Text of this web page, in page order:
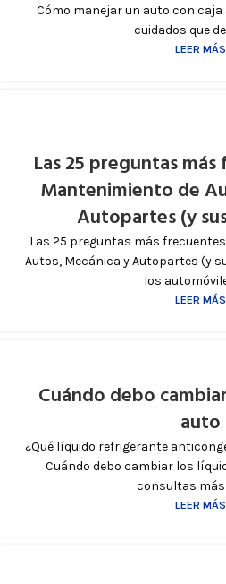
Cómo manejar un auto con
cuidados que
LEER MÁS
Las 25 preguntas
Mantenimiento de
Autopartes (y
Las 25 preguntas más
Autos, Mecánica y Autopartes (y
los
LEER MÁS
Cuándo debo
auto
¿Qué líquido refrigerante
Cuándo debo cambiar los
consultas más
LEER MÁS